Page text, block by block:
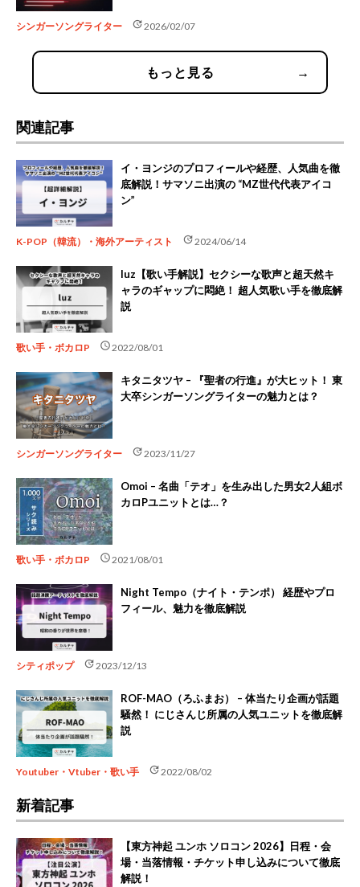
シンガーソングライター update2026/02/07
もっと見る →
関連記事
イ・ヨンジのプロフィールや経歴、人気曲を徹
底解説！サマソニ出演の “MZ世代代表アイコ
ン”
K-POP（韓流）・海外アーティスト update2024/06/14
luz【歌い手解説】セクシーな歌声と超天然キ
ャラのギャップに悶絶！ 超人気歌い手を徹底解
説
歌い手・ボカロP schedule2022/08/01
キタニタツヤ – 『聖者の行進』が大ヒット！ 東
大卒シンガーソングライターの魅力とは？
シンガーソングライター update2023/11/27
Omoi – 名曲「テオ」を生み出した男女2人組ボ
カロPユニットとは…？
歌い手・ボカロP schedule2021/08/01
Night Tempo（ナイト・テンポ） 経歴やプロ
フィール、魅力を徹底解説
シティポップ update2023/12/13
ROF-MAO（ろふまお） – 体当たり企画が話題
騒然！ にじさんじ所属の人気ユニットを徹底解
説
Youtuber・Vtuber・歌い手 update2022/08/02
新着記事
【東方神起 ユンホ ソロコン 2026】日程・会
場・当落情報・チケット申し込みについて徹底
解説！